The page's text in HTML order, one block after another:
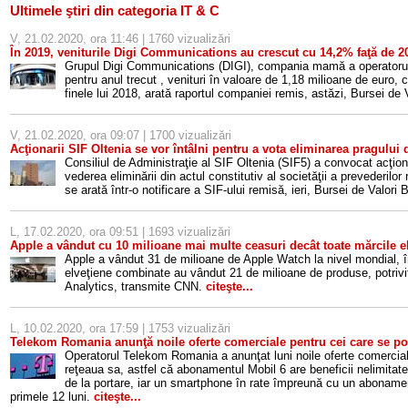
Ultimele ştiri din categoria IT & C
V, 21.02.2020, ora 11:46 | 1760 vizualizări
În 2019, veniturile Digi Communications au crescut cu 14,2% faţă de
Grupul Digi Communications (DIGI), compania mamă a
pentru anul trecut , venituri în valoare de 1,18 milioane de euro,
finele lui 2018, arată raportul companiei remis, astăzi, Bursei
V, 21.02.2020, ora 09:07 | 1700 vizualizări
Acţionarii SIF Oltenia se vor întâlni pentru a vota eliminarea pragului
Consiliul de Administraţie al SIF Oltenia (SIF5) a convocat
vederea eliminării din actul constitutiv al societăţii a prevederilor
se arată într-o notificare a SIF-ului remisă, ieri, Bursei de Valori
L, 17.02.2020, ora 09:51 | 1693 vizualizări
Apple a vândut cu 10 milioane mai multe ceasuri decât toate mărcile
Apple a vândut 31 de milioane de Apple Watch la nivel
elveţiene combinate au vândut 21 de milioane de produse,
Analytics, transmite CNN. citeşte...
L, 10.02.2020, ora 17:59 | 1753 vizualizări
Telekom Romania anunţă noile oferte comerciale pentru cei care se
Operatorul Telekom Romania a anunţat luni noile oferte
reţeaua sa, astfel că abonamentul Mobil 6 are beneficii
de la portare, iar un smartphone în rate împreună cu un
primele 12 luni. citeşte...